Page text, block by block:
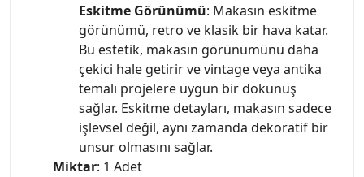
Eskitme Görünümü: Makasın eskitme
görünümü, retro ve klasik bir hava katar.
Bu estetik, makasın görünümünü daha
çekici hale getirir ve vintage veya antika
temalı projelere uygun bir dokunuş
sağlar. Eskitme detayları, makasın sadece
işlevsel değil, aynı zamanda dekoratif bir
unsur olmasını sağlar.
Miktar: 1 Adet